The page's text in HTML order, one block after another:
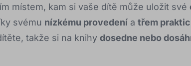
místem, kam si vaše dítě může uložit své
svému nízkému provedení a třem
takže si na knihy dosedne nebo